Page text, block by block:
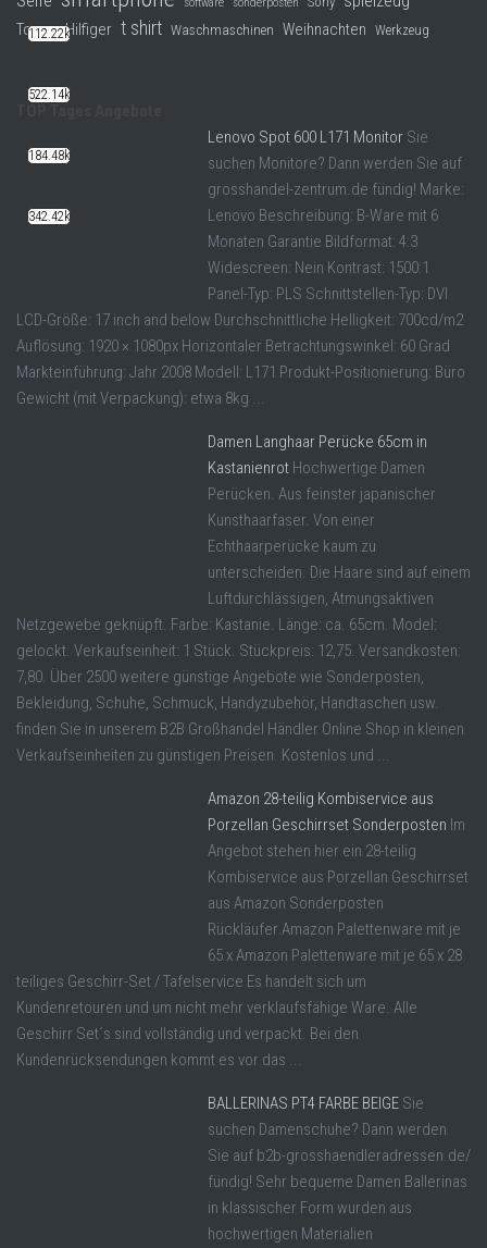
Tommy Hilfiger t shirt Waschmaschinen Weihnachten Werkzeug
Lenovo Spot 600 L171 Monitor Sie
suchen Monitore? Dann werden Sie auf
grosshandel-zentrum.de fündig! Marke:
Lenovo Beschreibung: B-Ware mit 6
Monaten Garantie Bildformat: 4:3
Widescreen: Nein Kontrast: 1500:1
Panel-Typ: PLS Schnittstellen-Typ: DVI
LCD-Größe: 17 inch and below Durchschnittliche Helligkeit: 700cd/m2
Auflösung: 1920 × 1080px Horizontaler Betrachtungswinkel: 60 Grad
Markteinführung: Jahr 2008 Modell: L171 Produkt-Positionierung: Büro
Gewicht (mit Verpackung): etwa 8kg ...
Damen Langhaar Perücke 65cm in
Kastanienrot Hochwertige Damen
Perücken. Aus feinster japanischer
Kunsthaarfaser. Von einer
Echthaarperücke kaum zu
unterscheiden. Die Haare sind auf einem
Luftdurchlässigen, Atmungsaktiven
Netzgewebe geknüpft. Farbe: Kastanie. Länge: ca. 65cm. Model:
gelockt. Verkaufseinheit: 1 Stück. Stückpreis: 12,75. Versandkosten:
7,80. Über 2500 weitere günstige Angebote wie Sonderposten,
Bekleidung, Schuhe, Schmuck, Handyzubehör, Handtaschen usw.
finden Sie in unserem B2B Großhandel Händler Online Shop in kleinen
Verkaufseinheiten zu günstigen Preisen. Kostenlos und ...
Amazon 28-teilig Kombiservice aus
Porzellan Geschirrset Sonderposten Im
Angebot stehen hier ein 28-teilig
Kombiservice aus Porzellan Geschirrset
aus Amazon Sonderposten
Rückläufer.Amazon Palettenware mit je
65 x Amazon Palettenware mit je 65 x 28
teiliges Geschirr-Set / Tafelservice Es handelt sich um
Kundenretouren und um nicht mehr verklaufsfähige Ware. Alle
Geschirr Set´s sind vollständig und verpackt. Bei den
Kundenrücksendungen kommt es vor das ...
BALLERINAS PT4 FARBE BEIGE Sie
suchen Damenschuhe? Dann werden
Sie auf b2b-grosshaendleradressen.de/
fündig! Sehr bequeme Damen Ballerinas
in klassischer Form wurden aus
hochwertigen Materialien
112.22k
522.14k
184.48k
342.42k